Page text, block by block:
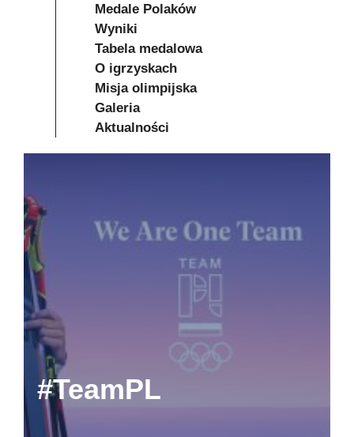
Medale Polaków
Wyniki
Tabela medalowa
O igrzyskach
Misja olimpijska
Galeria
Aktualności
#TeamPL